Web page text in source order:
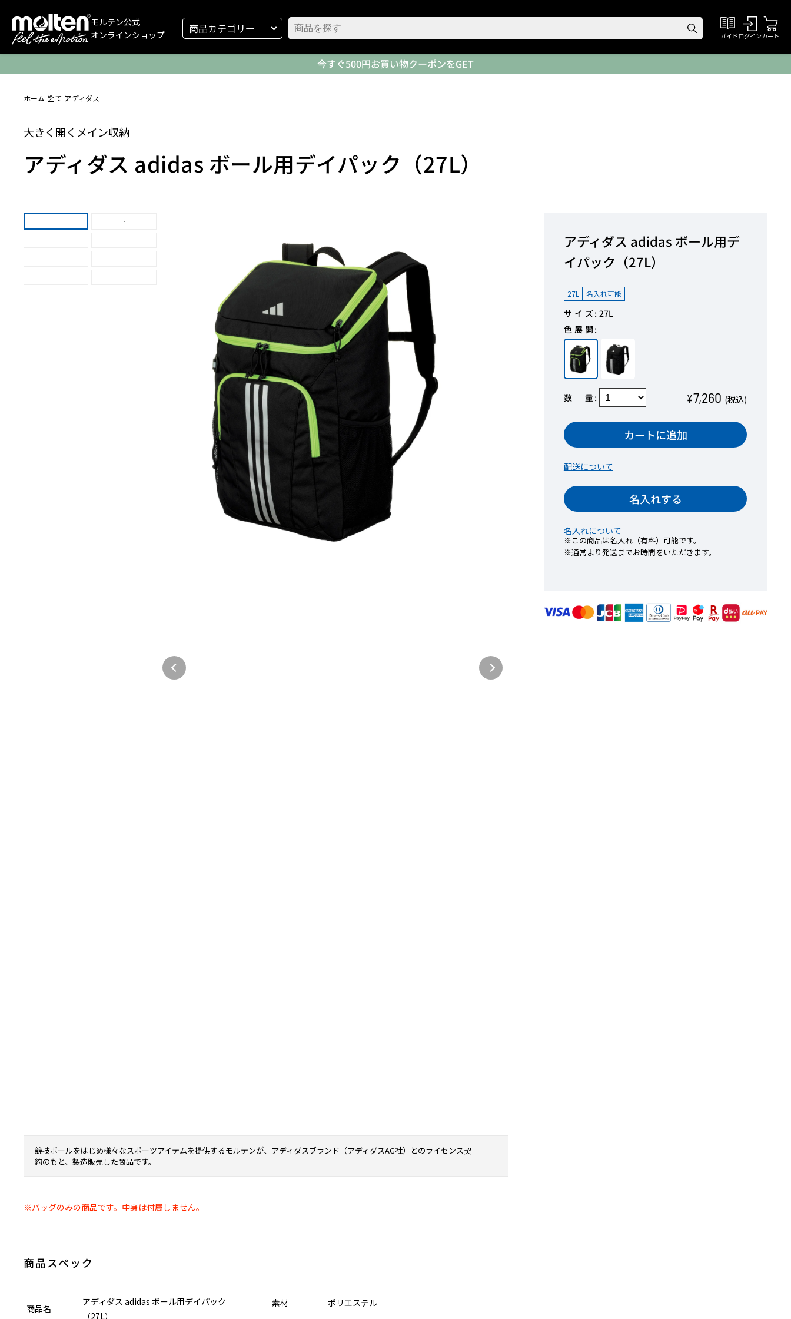
モルテン公式
オンラインショップ
商品カテゴリー
ガイドログインカート
今すぐ500円お買い物クーポンをGET
ホーム 全て アディダス
大きく開くメイン収納
アディダス adidas ボール用デイパック（27L）
アディダス adidas ボール用デ
イパック（27L）
27L 名入れ可能
サイズ 27L
色展開
数量 ¥7,260 (税込)
カートに追加
配送について
名入れする
名入れについて
※この商品は名入れ（有料）可能です。
※通常より発送までお時間をいただきます。
競技ボールをはじめ様々なスポーツアイテムを提供するモルテンが、アディダスブランド（アディダスAG社）とのライセンス契
約のもと、製造販売した商品です。
※バッグのみの商品です。中身は付属しません。
商品スペック
商品名
アディダス adidas ボール用デイパック
（27L）
素材
ポリエステル